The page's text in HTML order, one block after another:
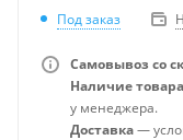
Под заказ
Самовывоз со
Наличие товара
у менеджера.
Доставка—